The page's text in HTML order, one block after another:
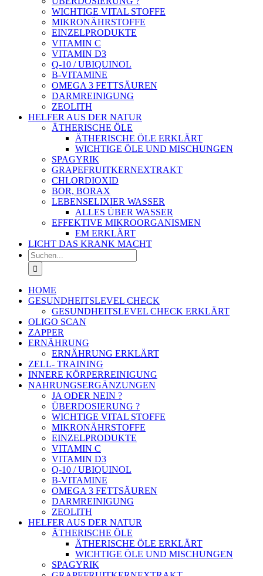
WICHTIGE VITAL STOFFE
MIKRONÄHRSTOFFE
EINZELPRODUKTE
VITAMIN C
VITAMIN D3
Q-10 / UBIQUINOL
B-VITAMINE
OMEGA 3 FETTSÄUREN
DARMREINIGUNG
ZEOLITH
HELFER AUS DER NATUR
ÄTHERISCHE ÖLE
ÄTHERISCHE ÖLE ERKLÄRT
WICHTIGE ÖLE UND MISCHUNGEN
SPAGYRIK
GRAPEFRUITKERNEXTRAKT
CHLORDIOXID
BOR, BORAX
LEBENSELIXIER WASSER
ALLES ÜBER WASSER
EFFEKTIVE MIKROORGANISMEN
EM ERKLÄRT
LICHT DAS KRANK MACHT
Suche
nach:
HOME
GESUNDHEITSLEVEL CHECK
GESUNDHEITSLEVEL CHECK ERKLÄRT
OLIGO SCAN
ZAPPER
ERNÄHRUNG
ERNÄHRUNG ERKLÄRT
ZELL- TRAINING
INNERE KÖRPERREINIGUNG
NAHRUNGSERGÄNZUNGEN
JA ODER NEIN ?
ÜBERDOSIERUNG ?
WICHTIGE VITAL STOFFE
MIKRONÄHRSTOFFE
EINZELPRODUKTE
VITAMIN C
VITAMIN D3
Q-10 / UBIQUINOL
B-VITAMINE
OMEGA 3 FETTSÄUREN
DARMREINIGUNG
ZEOLITH
HELFER AUS DER NATUR
ÄTHERISCHE ÖLE
ÄTHERISCHE ÖLE ERKLÄRT
WICHTIGE ÖLE UND MISCHUNGEN
SPAGYRIK